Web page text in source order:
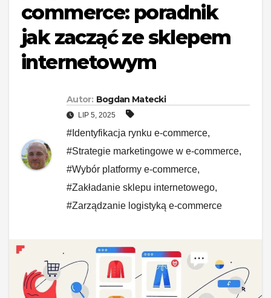
commerce: poradnik
jak zacząć ze sklepem
internetowym
Autor: Bogdan Matecki
LIP 5, 2025
#Identyfikacja rynku e-commerce,
#Strategie marketingowe w e-commerce,
#Wybór platformy e-commerce,
#Zakładanie sklepu internetowego,
#Zarządzanie logistyką e-commerce